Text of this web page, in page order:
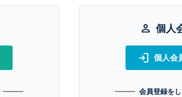
person 個人
login 個人会
会員登録を